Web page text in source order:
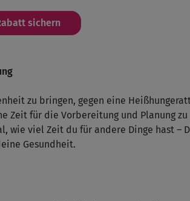
sichern
zu bringen, gegen eine
Zeit für die Vorbereitung und Planung zu
wie viel Zeit du für andere Dinge hast –
Gesundheit.